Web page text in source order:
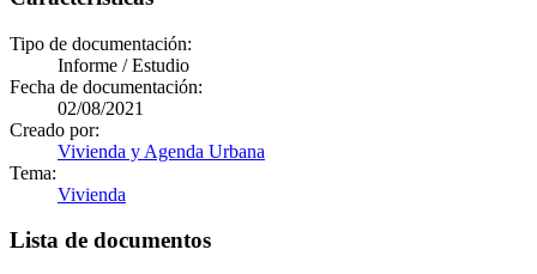
Tipo de documentación:
Informe / Estudio
Fecha de documentación:
02/08/2021
Creado por:
Vivienda y Agenda Urbana
Tema:
Vivienda
Lista de documentos